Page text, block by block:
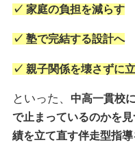
✓ 家庭の負担を減らす
✓ 塾で完結する設計へ
✓ 親子関係を壊さずに
といった、
中高一貫校
で止まっているのかを
績を立て直す伴走型指